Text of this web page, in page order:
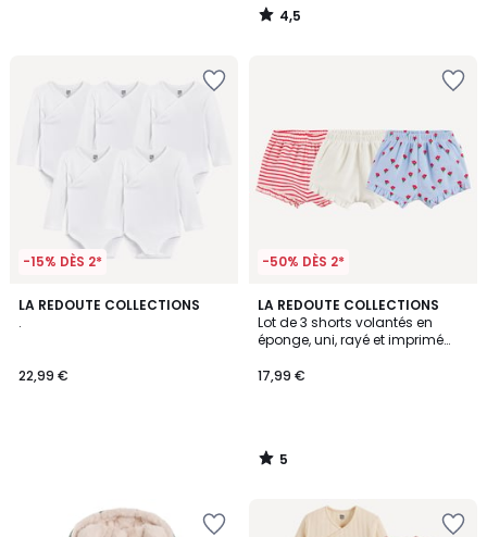
4,5
/
-15% DÈS 2*
LA REDOUTE COLLECTIONS
.
22,99 €
-50% DÈS 2*
LA REDOUTE COLLECTIONS
Lot de 3 shorts volantés en
éponge, uni, rayé et imprimé
17,99 €
5
/
5
5
/